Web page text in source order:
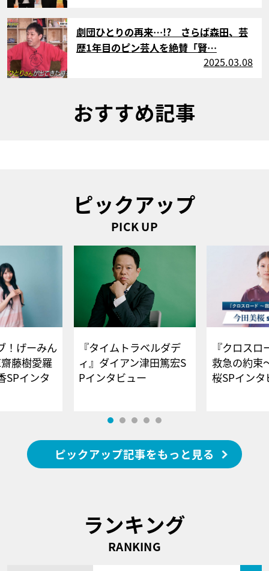
サムネイル
劇団ひとりの再来…!? さらば森田、芸
歴1年目のピン芸人を絶賛「賢…
2025.03.08
おすすめ記事
ピックアップ
PICK UP
！げーみん
藤樹愛羅
SPインタ
『タイムトラベルダデ
ィ』ダイアン津田篤宏S
Pインタビュー
『クロス
救急の約束
桜SPイ
ピックアップ記事をもっと見る
ランキング
RANKING